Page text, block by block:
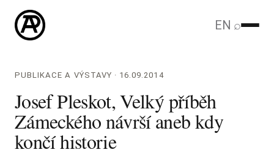
EN ⌕
PUBLIKACE A VÝSTAVY · 16.09.2014
Josef Pleskot, Velký příběh
Zámeckého návrší aneb kdy
končí historie